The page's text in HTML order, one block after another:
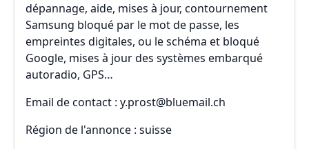
dépannage, aide, mises à jour, contournement
Samsung bloqué par le mot de passe, les
empreintes digitales, ou le schéma et bloqué
Google, mises à jour des systèmes embarqué
autoradio, GPS…
Email de contact : y.prost@bluemail.ch
Région de l'annonce : suisse